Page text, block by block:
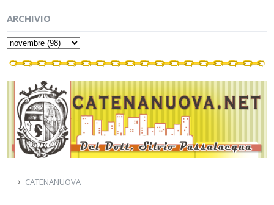
ARCHIVIO
CATENANUOVA